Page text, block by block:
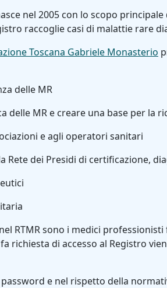
nel 2005 con lo scopo
raccoglie casi di malattie rare
Toscana Gabriele Monasterio
delle MR
delle MR e creare una base per la
e agli operatori sanitari
dei Presidi di certificazione,
RTMR sono i medici
richiesta di accesso al Registro
e nel rispetto della